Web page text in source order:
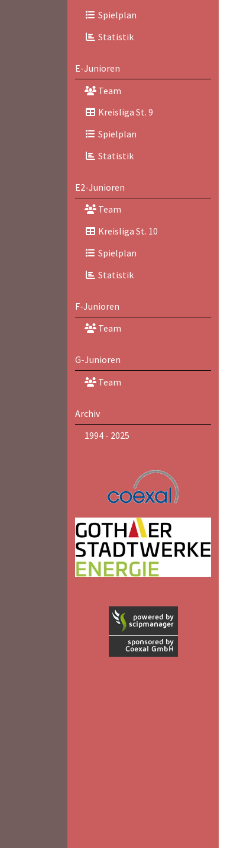
Spielplan
Statistik
E-Junioren
Team
Kreisliga St. 9
Spielplan
Statistik
E2-Junioren
Team
Kreisliga St. 10
Spielplan
Statistik
F-Junioren
Team
G-Junioren
Team
Archiv
1994 - 2025